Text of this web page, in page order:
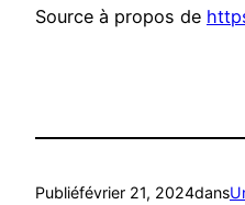
Source à propos de
Publiéfévrier 21, 2024dans